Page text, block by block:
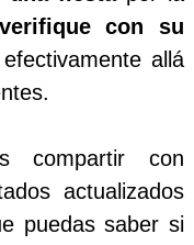
verifique con su
allá
compartir con
actualizados
puedas saber si